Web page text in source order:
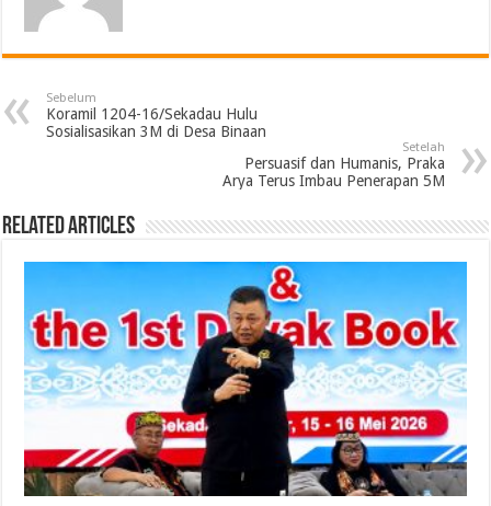
Sebelum
Koramil 1204-16/Sekadau Hulu
Sosialisasikan 3M di Desa Binaan
Setelah
Persuasif dan Humanis, Praka
Arya Terus Imbau Penerapan 5M
Related Articles